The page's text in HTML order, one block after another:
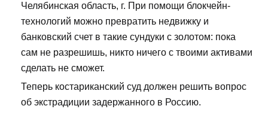
Челябинская область, г. При помощи блокчейн-
технологий можно превратить недвижку и
банковский счет в такие сундуки с золотом: пока
сам не разрешишь, никто ничего с твоими активами
сделать не сможет.
Теперь костариканский суд должен решить вопрос
об экстрадиции задержанного в Россию.